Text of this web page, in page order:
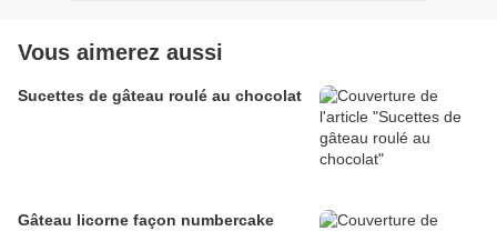
Vous aimerez aussi
Sucettes de gâteau roulé au chocolat
Gâteau licorne façon numbercake